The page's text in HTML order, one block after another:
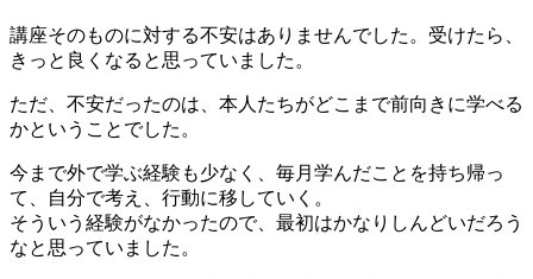
講座そのものに対する不安はありませんでした。受けたら、
きっと良くなると思っていました。
ただ、不安だったのは、本人たちがどこまで前向きに学べる
かということでした。
今まで外で学ぶ経験も少なく、毎月学んだことを持ち帰っ
て、自分で考え、行動に移していく。
そういう経験がなかったので、最初はかなりしんどいだろう
なと思っていました。